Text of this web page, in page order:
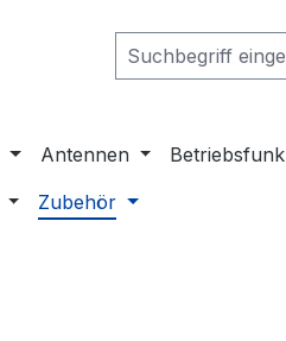
Antennen Betriebsfunk
Zubehör